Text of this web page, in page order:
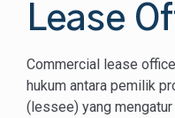
Lease
Commercial lease
hukum antara pemilik
(lessee) yang mengatur